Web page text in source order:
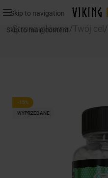
Skip to navigation
Skip to main content
Strona główna/Twój cel /
-15%
WYPRZEDANE